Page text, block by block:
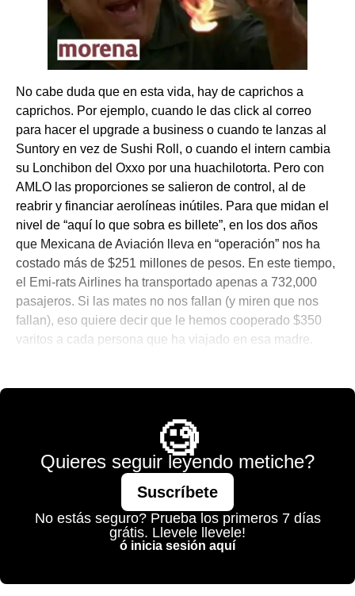
No cabe duda que en esta vida, hay de caprichos a
caprichos. Por ejemplo, cuando le das click al correo
para hacer el upgrade a business o cuando te lanzas al
Suntory en vez de Sushi Roll, o cuando el intern cambia
su Lonchibon del Oxxo por una huachilotorta. Pero con
AMLO las proporciones se salieron de control, al de
reabrir y financiar aerolíneas inútiles. Para que midan el
nivel de “aquí lo que sobra es billete”, en los dos años
que Mexicana de Aviación lleva en “operación” nos ha
costado más de $251 millones de pesos. En este tiempo,
el Emi-rats Airlines ha transportado apenas a 732,000
pasajeros. Si las mates no nos fallan (y miren que nos
fallan), eso quiere decir que le hemos cooperado $350
varitos a cada persona que ha viajado en esa madre.
🧐
Quieres seguir leyendo metiche?
Suscríbete
No estás seguro? Prueba los primeros 7 días
grátis. Llevele llevele!
ó inicia sesión aquí